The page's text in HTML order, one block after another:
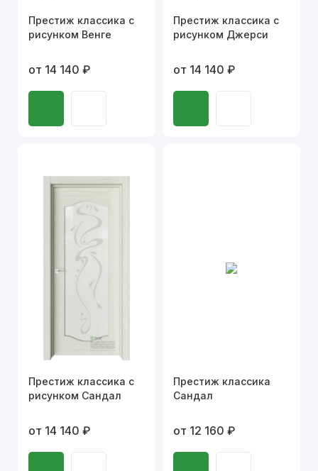
Престиж классика с
рисунком Венге
от 14 140 ₽
Престиж классика с
рисунком Джерси
от 14 140 ₽
Престиж классика с
рисунком Сандал
от 14 140 ₽
Престиж классика
Сандал
от 12 160 ₽